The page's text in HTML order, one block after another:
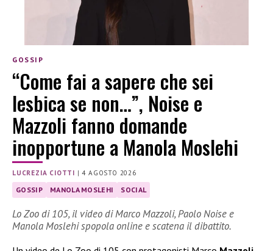
GOSSIP
“Come fai a sapere che sei
lesbica se non…”, Noise e
Mazzoli fanno domande
inopportune a Manola Moslehi
LUCREZIA CIOTTI |4 AGOSTO 2026
GOSSIP MANOLA MOSLEHI SOCIAL
Lo Zoo di 105, il video di Marco Mazzoli, Paolo Noise e
Manola Moslehi spopola online e scatena il dibattito.